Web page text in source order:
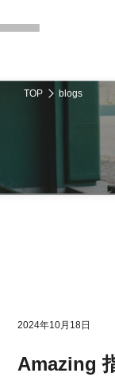
TOP blogs
2024年10月18日
Amazing